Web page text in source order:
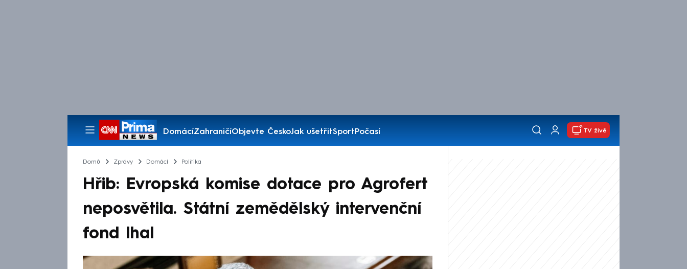
DomácíZahraničíObjevte ČeskoJak ušetřitSportPočasí
Pořady
TV živě
Domů Zprávy Domácí Politika
Hřib: Evropská komise dotace pro Agrofert
neposvětila. Státní zemědělský intervenční
fond lhal